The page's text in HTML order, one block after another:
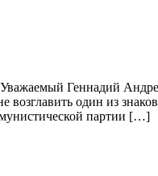
Геннадий
один из
партии […]